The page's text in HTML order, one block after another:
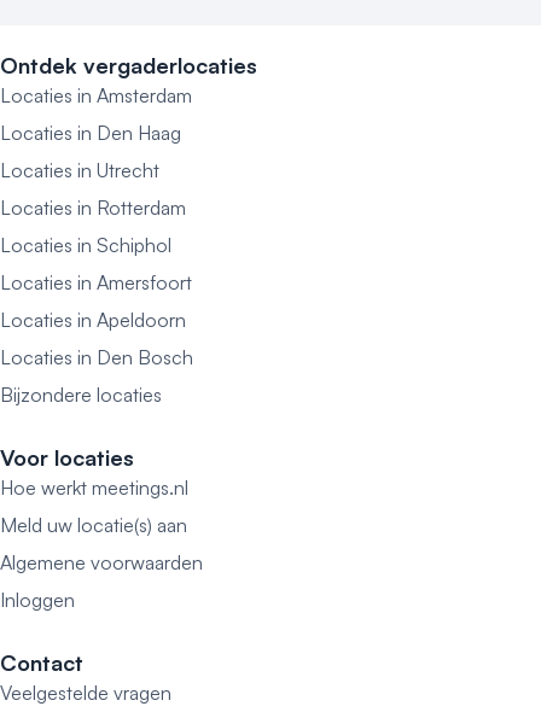
Ontdek vergaderlocaties
Locaties in Amsterdam
Locaties in Den Haag
Locaties in Utrecht
Locaties in Rotterdam
Locaties in Schiphol
Locaties in Amersfoort
Locaties in Apeldoorn
Locaties in Den Bosch
Bijzondere locaties
Voor locaties
Hoe werkt meetings.nl
Meld uw locatie(s) aan
Algemene voorwaarden
Inloggen
Contact
Veelgestelde vragen